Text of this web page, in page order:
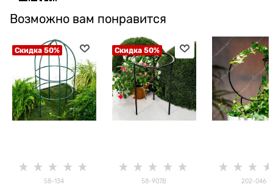
Возможно вам понравится
Скидка 50%
58-134
Скидка 50%
58-907B 202-046